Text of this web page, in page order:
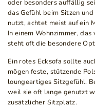
oder besonders auffällig
das Gefühl beim Sitzen
nutzt, achtet meist auf ein
In einem Wohnzimmer,
steht oft die besondere
Ein rotes Ecksofa sollte
mögen feste, stützende
loungeartiges Sitzgefühl.
weil sie oft lange genutzt
zusätzlicher Sitzplatz.